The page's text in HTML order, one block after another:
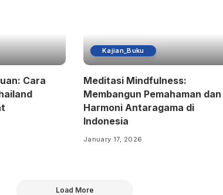
Cara
Kajian_Buku
Meditasi Mindfulness:
Membangun Pemahaman dan
Harmoni Antaragama di
Indonesia
January 17, 2026
Load More